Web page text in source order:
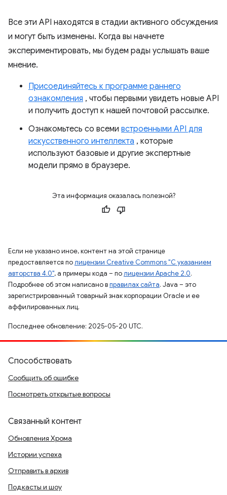
Все эти API находятся в стадии активного обсуждения
и могут быть изменены. Когда вы начнете
экспериментировать, мы будем рады услышать ваше
мнение.
Присоединяйтесь к программе раннего
ознакомления , чтобы первыми увидеть новые API
и получить доступ к нашей почтовой рассылке.
Ознакомьтесь со всеми встроенными API для
искусственного интеллекта , которые
используют базовые и другие экспертные
модели прямо в браузере.
Эта информация оказалась полезной?
Если не указано иное, контент на этой странице
предоставляется полицензии Creative Commons "С указанием
авторства 4.0", а примеры кода – полицензии Apache 2.0.
Подробнее об этом написано вправилах сайта. Java – это
зарегистрированный товарный знак корпорации Oracle и ее
аффилированных лиц.
Последнее обновление: 2025-05-20 UTC.
Способствовать
Сообщить об ошибке
Посмотреть открытые вопросы
Связанный контент
Обновления Хрома
Истории успеха
Отправить в архив
Подкасты и шоу